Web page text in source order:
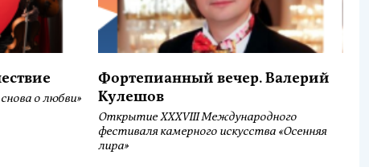
о любви»
Фортепианный вечер. Валерий
Кулешов
Открытие ХХХVIII Международного
фестиваля камерного искусства «Осенняя
лира»